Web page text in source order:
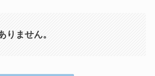
りません。